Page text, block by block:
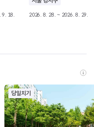
18. 2026. 8. 28. ~ 2026. 8. 29.
당일치기